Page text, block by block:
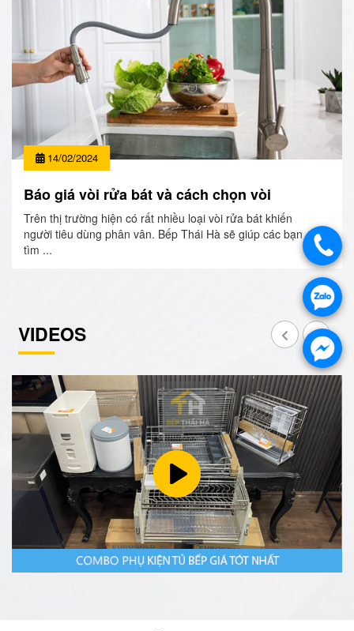
14/02/2024
Báo giá vòi rửa bát và cách chọn vòi
Trên thị trường hiện có rất nhiều loại vòi rửa bát khiến
người tiêu dùng phân vân. Bếp Thái Hà sẽ giúp các bạn
tìm ...
VIDEOS